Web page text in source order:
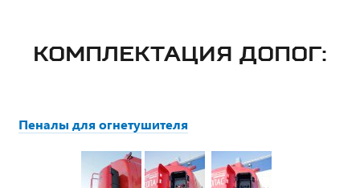
КОМПЛЕКТАЦИЯ ДОПОГ:
Пеналы для огнетушителя